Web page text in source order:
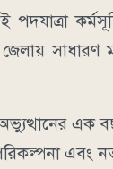
জেলায়
এক
এবং